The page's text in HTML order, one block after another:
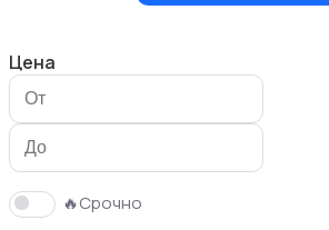
Акустика, колонки, сабвуферы
Цена
🔥Срочно